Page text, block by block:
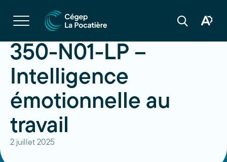
Ouvrir
la
navigation
site
Ouvrir
Ouvrir
350-N01-LP –
Intelligence
émotionnelle au
travail
2 juillet 2025